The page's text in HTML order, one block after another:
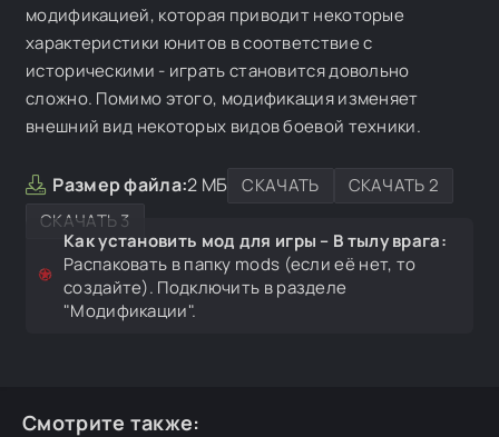
модификацией, которая приводит некоторые
характеристики юнитов в соответствие с
историческими - играть становится довольно
сложно. Помимо этого, модификация изменяет
внешний вид некоторых видов боевой техники.
Размер файла:2 МБ СКАЧАТЬ
СКАЧАТЬ 2
СКАЧАТЬ 3
Как установить мод для игры – В тылу врага:
Распаковать в папку mods (если её нет, то
создайте). Подключить в разделе
"Модификации".
Смотрите также: